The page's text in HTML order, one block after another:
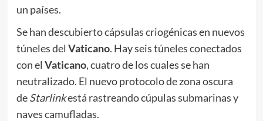
un países.
Se han descubierto cápsulas criogénicas en nuevos
túneles del Vaticano. Hay seis túneles conectados
con el Vaticano, cuatro de los cuales se han
neutralizado. El nuevo protocolo de zona oscura
deStarlinkestá rastreando cúpulas submarinas y
naves camufladas.